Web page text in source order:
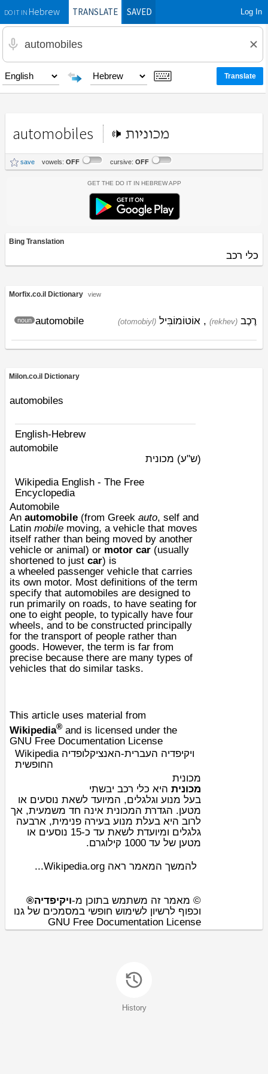
DO IT INHebrewTRANSLATE SAVED Log In
automobiles מכוניות
save vowels: OFF cursive: OFF
Get the Do It In Hebrew App
Bing Translation
כלי רכב
Morfix.co.il Dictionary view
automobile
noun (rekhev) רֶכֶב ,
(otomobiyl) אוֹטוֹמוֹבִּיל
Milon.co.il Dictionary
automobiles
English-Hebrew
automobile
(ש"ע) מכונית
Wikipedia English - The Free
Encyclopedia
Automobile
An automobile (from Greek auto, self and
Latin mobile moving, a vehicle that moves
itself rather than being moved by another
vehicle or animal) or motor car (usually
shortened to just car) is
a wheeled passenger vehicle that carries
its own motor. Most definitions of the term
specify that automobiles are designed to
run primarily on roads, to have seating for
one to eight people, to typically have four
wheels, and to be constructed principally
for the transport of people rather than
goods. However, the term is far from
precise because there are many types of
vehicles that do similar tasks.
This article uses material from
Wikipedia® and is licensed under the
GNU Free Documentation License
Wikipedia ויקיפדיה העברית-האנציקלופדיה
החופשית
מכונית
מכונית היא כלי רכב יבשתי
בעל מנוע וגלגלים, המיועד לשאת נוסעים או
מטען. הגדרת המכונית אינה חד משמעית, אך
לרוב היא בעלת מנוע בעירה פנימית, ארבעה
גלגלים ומיועדת לשאת עד כ-15
נוסעים או
מטען של עד 1000
קילוגרם.
להמשך המאמר ראה Wikipedia.org...
© מאמר זה משתמש בתוכן מ-ויקיפדיה®
וכפוף לרשיון לשימוש חופשי במסמכים של גנו
GNU Free Documentation License
History